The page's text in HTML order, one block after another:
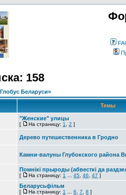
158
Беларуси»
Темы
"Женские" улицы
[ На страницу: 1 2 ]
Дерево путешественника в Гродно
Камни-валуны Глубокского района
Помнікі прыроды (абвесткі да
[ На страницу: 1 45 46 47 ]
Беларусьфільм
[ На страницу: 1 6 7 8 ]